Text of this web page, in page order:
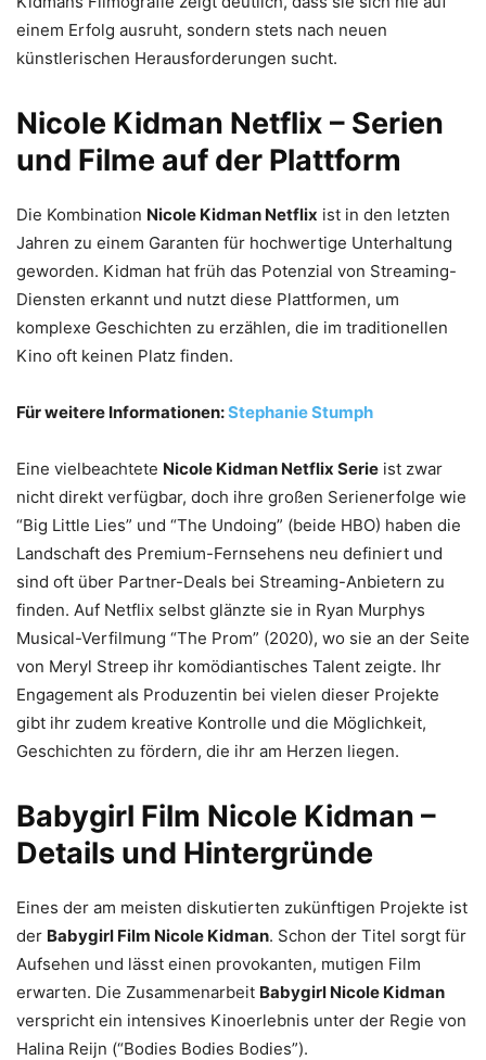
einem Erfolg ausruht, sondern stets nach neuen
künstlerischen Herausforderungen sucht.
Nicole Kidman Netflix – Serien
und Filme auf der Plattform
Die Kombination Nicole Kidman Netflix ist in den letzten
Jahren zu einem Garanten für hochwertige Unterhaltung
geworden. Kidman hat früh das Potenzial von Streaming-
Diensten erkannt und nutzt diese Plattformen, um
komplexe Geschichten zu erzählen, die im traditionellen
Kino oft keinen Platz finden.
Für weitere Informationen:Stephanie Stumph
Eine vielbeachtete Nicole Kidman Netflix Serie ist zwar
nicht direkt verfügbar, doch ihre großen Serienerfolge wie
“Big Little Lies” und “The Undoing” (beide HBO) haben die
Landschaft des Premium-Fernsehens neu definiert und
sind oft über Partner-Deals bei Streaming-Anbietern zu
finden. Auf Netflix selbst glänzte sie in Ryan Murphys
Musical-Verfilmung “The Prom” (2020), wo sie an der Seite
von Meryl Streep ihr komödiantisches Talent zeigte. Ihr
Engagement als Produzentin bei vielen dieser Projekte
gibt ihr zudem kreative Kontrolle und die Möglichkeit,
Geschichten zu fördern, die ihr am Herzen liegen.
Babygirl Film Nicole Kidman –
Details und Hintergründe
Eines der am meisten diskutierten zukünftigen Projekte ist
der Babygirl Film Nicole Kidman. Schon der Titel sorgt für
Aufsehen und lässt einen provokanten, mutigen Film
erwarten. Die Zusammenarbeit Babygirl Nicole Kidman
verspricht ein intensives Kinoerlebnis unter der Regie von
Halina Reijn (“Bodies Bodies Bodies”).